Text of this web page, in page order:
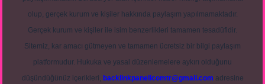
olup, gerçek kurum ve kişiler hakkında paylaşım yapılmamaktadır.
Gerçek kurum ve kişiler ile isim benzerlikleri tamamen tesadüfidir.
Sitemiz, kar amacı gütmeyen ve tamamen ücretsiz bir bilgi paylaşım
platformudur. Hukuka ve yasal düzenlemelere aykırı olduğunu
düşündüğünüz içerikleri, backlinkpanelicomtr@gmail.com adresine